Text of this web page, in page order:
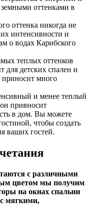
оттенками в
оттенка никогда не
интенсивности и
о водах Карибского
теплых оттенков
для детских спален и
приносит много
и менее теплый
привносит
в дом. Вы можете
чтобы создать
ваших гостей.
с различными
цветом мы получим
на окнах спальни
мягкими,